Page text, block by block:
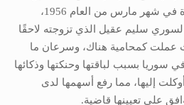
العرب الذي انعقد في القاهرة في شهر مارس من العام 1956،
سليم عقيل الذي تزوجته لاحقًا
عملت كمحامية هناك، وسرعان ما
سوريا بسبب لباقتها وحنكتها وذكائها
إليها، مما رفع أسهمها لدى
على تعيينها قاضية.